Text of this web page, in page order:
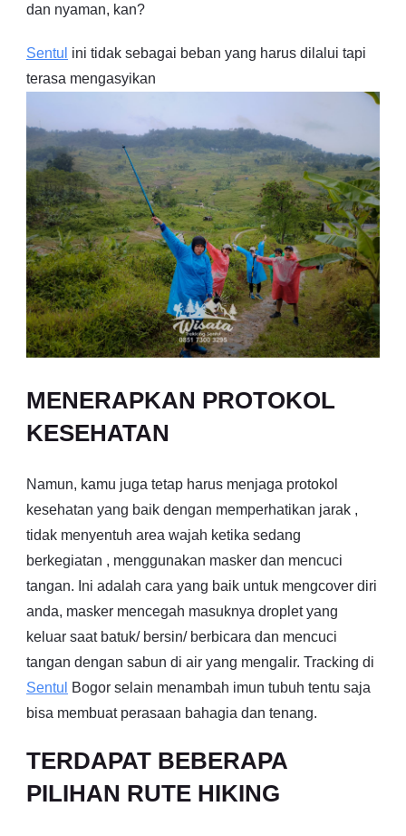
dan nyaman, kan?
Sentul ini tidak sebagai beban yang harus dilalui tapi
terasa mengasyikan
MENERAPKAN PROTOKOL
KESEHATAN
Namun, kamu juga tetap harus menjaga protokol
kesehatan yang baik dengan memperhatikan jarak ,
tidak menyentuh area wajah ketika sedang
berkegiatan , menggunakan masker dan mencuci
tangan. Ini adalah cara yang baik untuk mengcover diri
anda, masker mencegah masuknya droplet yang
keluar saat batuk/ bersin/ berbicara dan mencuci
tangan dengan sabun di air yang mengalir. Tracking di
Sentul
Bogor selain menambah imun tubuh tentu saja
bisa membuat perasaan bahagia dan tenang.
TERDAPAT BEBERAPA
PILIHAN RUTE HIKING